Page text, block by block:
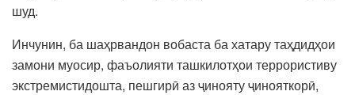
шуд.
Инчунин, ба шаҳрвандон вобаста ба хатару таҳдидҳои
замони муосир, фаъолияти ташкилотҳои террористиву
экстремистидошта, пешгирӣ аз ҷинояту ҷинояткорӣ,